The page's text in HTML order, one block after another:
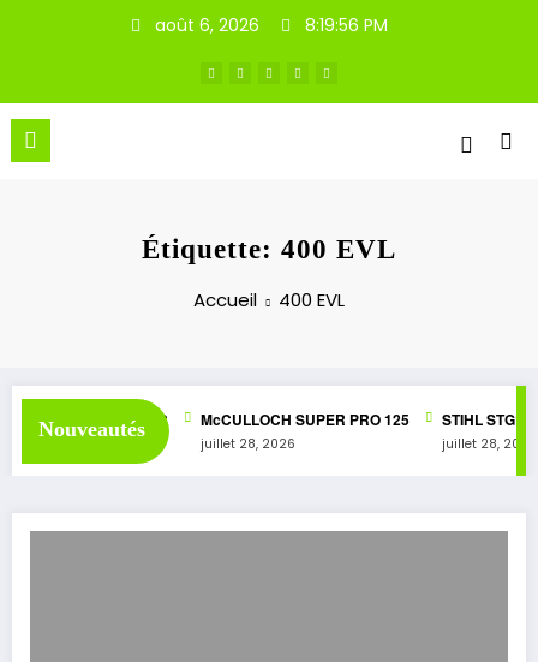
août 6, 2026 8:19:56 PM
Étiquette: 400 EVL
Accueil 400 EVL
Nouveautés
1050 AUTOMATIC McCULLOCH SUPER PRO 125
juillet 28, 2026
STIHL STG1
juillet 28, 2026